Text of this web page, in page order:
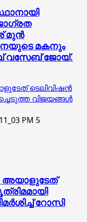
മുൻ
മകനും
വസേബ് ജോയ്.
ടെലിവിഷന്‍
വിജയങ്ങള്‍
5
അയാളുടേത്
റോസി